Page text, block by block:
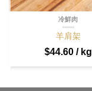
冷鮮肉
羊肩架
$44.60/ kg